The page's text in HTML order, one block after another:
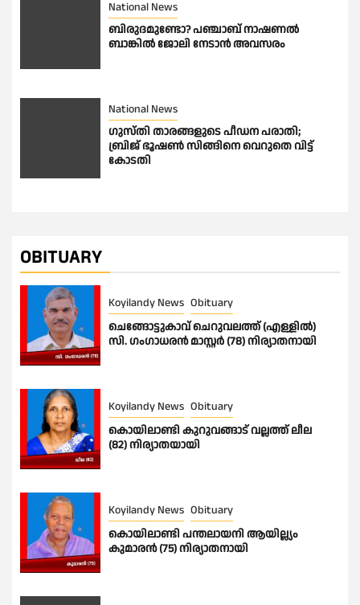
National News
ബിരുദമുണ്ടോ? പഞ്ചാബ് നാഷണൽ
ബാങ്കിൽ ജോലി നേടാൻ അവസരം
National News
ഗുസ്തി താരങ്ങളുടെ പീഡന പരാതി;
ബ്രിജ് ഭൂഷണ്‍ സിങ്ങിനെ വെറുതെ വിട്ട്
കോടതി
OBITUARY
Koyilandy News Obituary
ചെങ്ങോട്ടുകാവ് ചെറുവലത്ത് (എള്ളിൽ)
സി. ഗംഗാധരൻ മാസ്റ്റർ (78) നിര്യാതനായി
Koyilandy News Obituary
കൊയിലാണ്ടി കുറുവങ്ങാട് വല്ലത്ത് ലീല
(82) നിര്യാതയായി
Koyilandy News Obituary
കൊയിലാണ്ടി പന്തലായനി ആയില്ല്യം
കുമാരൻ (75) നിര്യാതനായി